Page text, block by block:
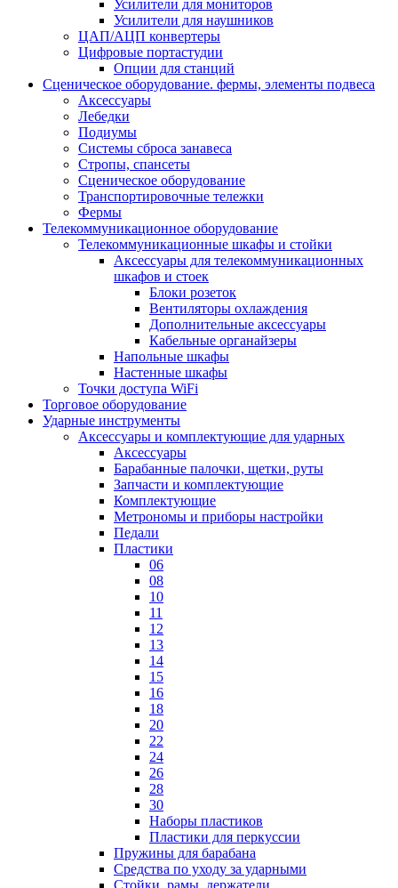
Усилители для мониторов
Усилители для наушников
ЦАП/АЦП конвертеры
Цифровые портастудии
Опции для станций
Сценическое оборудование. фермы, элементы подвеса
Аксессуары
Лебедки
Подиумы
Системы сброса занавеса
Стропы, спансеты
Сценическое оборудование
Транспортировочные тележки
Фермы
Телекоммуникационное оборудование
Телекоммуникационные шкафы и стойки
Аксессуары для телекоммуникационных
шкафов и стоек
Блоки розеток
Вентиляторы охлаждения
Дополнительные аксессуары
Кабельные органайзеры
Напольные шкафы
Настенные шкафы
Точки доступа WiFi
Торговое оборудование
Ударные инструменты
Аксессуары и комплектующие для ударных
Аксессуары
Барабанные палочки, щетки, руты
Запчасти и комплектующие
Комплектующие
Метрономы и приборы настройки
Педали
Пластики
06
08
10
11
12
13
14
15
16
18
20
22
24
26
28
30
Наборы пластиков
Пластики для перкуссии
Пружины для барабана
Средства по уходу за ударными
Стойки, рамы, держатели